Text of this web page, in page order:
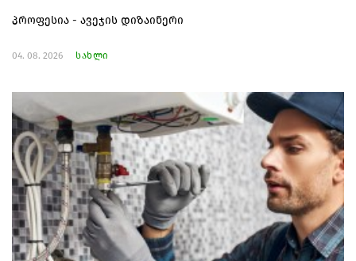
პროფესია - ავეჯის დიზაინერი
04. 08. 2026 სახლი